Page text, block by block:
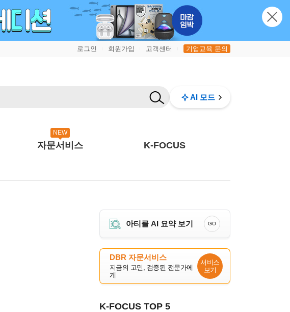
로그인 회원가입 고객센터 기업교육 문의
AI 모드
NEW
자문서비스 K-FOCUS
아티클 AI 요약 보기 GO
DBR 자문서비스
지금의 고민, 검증된 전문가에
게
서비스
보기
K-FOCUS TOP 5